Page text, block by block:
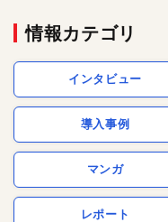
情報カテゴリ
インタビュー
導入事例
マンガ
レポート